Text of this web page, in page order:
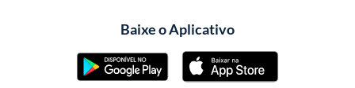
Baixe o Aplicativo